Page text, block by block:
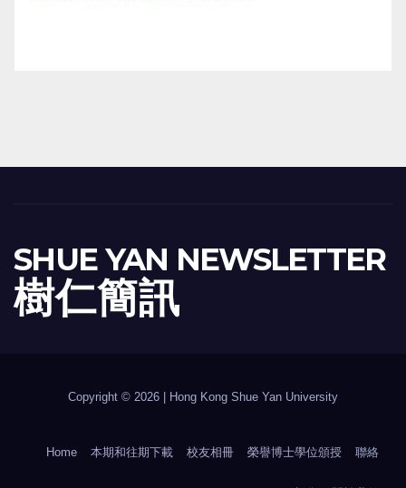
SHUE YAN NEWSLETTER
樹 仁 簡 訊
Copyright © 2026 | Hong Kong Shue Yan University
Home 本期和往期下載 校友相冊 榮譽博士學位頒授 聯絡